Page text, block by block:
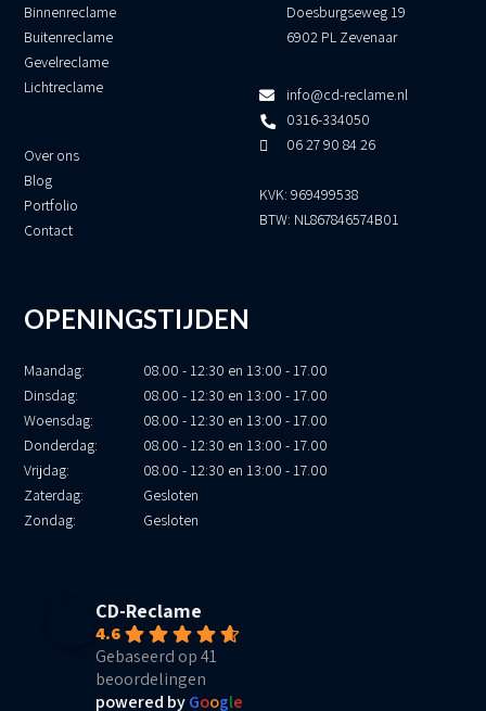
Binnenreclame
Buitenreclame
Gevelreclame
Lichtreclame
Over ons
Blog
Portfolio
Contact
Doesburgseweg 19
6902 PL Zevenaar
info@cd-reclame.nl
0316-334050
06 27 90 84 26
KVK: 969499538
BTW: NL867846574B01
OPENINGSTIJDEN
Maandag:
08.00 - 12:30 en 13:00 - 17.00
Dinsdag:
08.00 - 12:30 en 13:00 - 17.00
Woensdag:
08.00 - 12:30 en 13:00 - 17.00
Donderdag:
08.00 - 12:30 en 13:00 - 17.00
Vrijdag:
08.00 - 12:30 en 13:00 - 17.00
Zaterdag:
Gesloten
Zondag:
Gesloten
CD-Reclame
4.6
Gebaseerd op 41
beoordelingen
powered byGoogle